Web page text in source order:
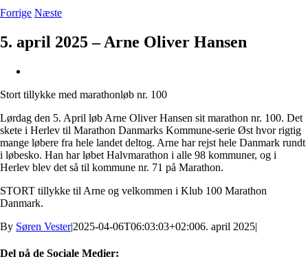
Forrige Næste
5. april 2025 – Arne Oliver Hansen
billede
Stort tillykke med marathonløb nr. 100
Lørdag den 5. April løb Arne Oliver Hansen sit marathon nr. 100. Det
skete i Herlev til Marathon Danmarks Kommune-serie Øst hvor rigtig
mange løbere fra hele landet deltog. Arne har rejst hele Danmark rundt
i løbesko. Han har løbet Halvmarathon i alle 98 kommuner, og i
Herlev blev det så til kommune nr. 71 på Marathon.
STORT tillykke til Arne og velkommen i Klub 100 Marathon
Danmark.
By Søren Vester|2025-04-06T06:03:03+02:006. april 2025|
Del på de Sociale Medier: